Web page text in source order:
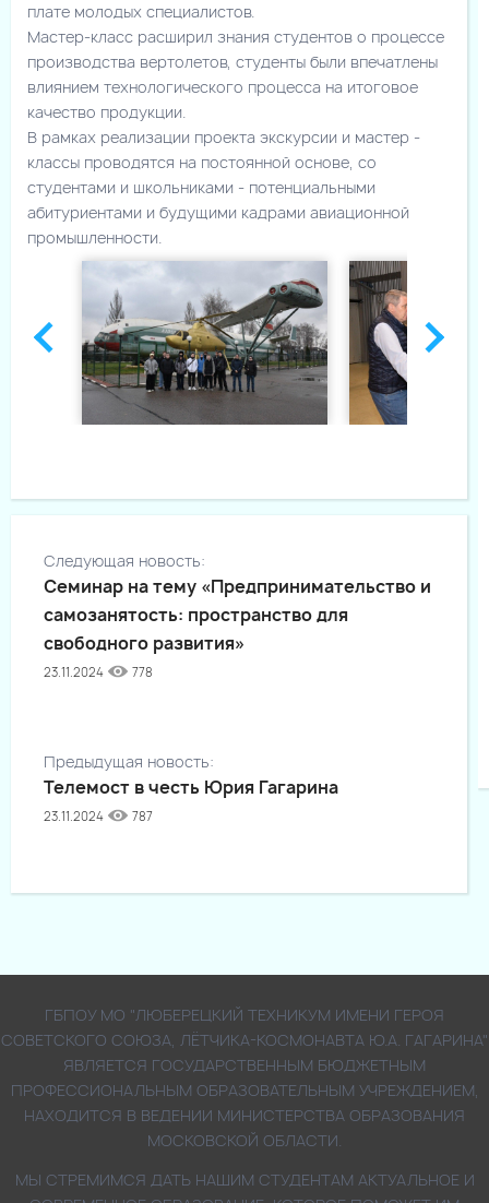
плате молодых специалистов.
Мастер-класс расширил знания студентов о процессе
производства вертолетов, студенты были впечатлены
влиянием технологического процесса на итоговое
качество продукции.
В рамках реализации проекта экскурсии и мастер -
классы проводятся на постоянной основе, со
студентами и школьниками - потенциальными
абитуриентами и будущими кадрами авиационной
промышленности.
Следующая новость:
Семинар на тему «Предпринимательство и
самозанятость: пространство для
свободного развития»
23.11.2024 778
Предыдущая новость:
Телемост в честь Юрия Гагарина
23.11.2024 787
ГБПОУ МО "ЛЮБЕРЕЦКИЙ ТЕХНИКУМ ИМЕНИ ГЕРОЯ
СОВЕТСКОГО СОЮЗА, ЛЁТЧИКА-КОСМОНАВТА Ю.А. ГАГАРИНА"
ЯВЛЯЕТСЯ ГОСУДАРСТВЕННЫМ БЮДЖЕТНЫМ
ПРОФЕССИОНАЛЬНЫМ ОБРАЗОВАТЕЛЬНЫМ УЧРЕЖДЕНИЕМ,
НАХОДИТСЯ В ВЕДЕНИИ МИНИСТЕРСТВА ОБРАЗОВАНИЯ
МОСКОВСКОЙ ОБЛАСТИ.
МЫ СТРЕМИМСЯ ДАТЬ НАШИМ СТУДЕНТАМ АКТУАЛЬНОЕ И